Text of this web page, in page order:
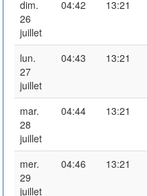
dim.
26
juillet
04:42 13:21
lun.
27
juillet
04:43 13:21
mar.
28
juillet
04:44 13:21
mer.
29
juillet
04:46 13:21